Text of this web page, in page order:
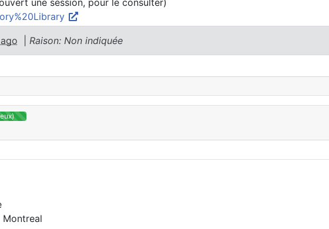
une session, pour le consulter)
Raison: Non indiquée